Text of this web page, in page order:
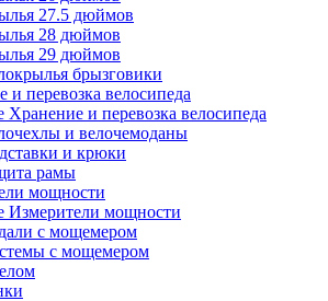
27.5 дюймов
28 дюймов
29 дюймов
брызговики
и перевозка велосипеда
Хранение и перевозка велосипеда
и велочемоданы
и крюки
рамы
мощности
Измерители мощности
с мощемером
с мощемером